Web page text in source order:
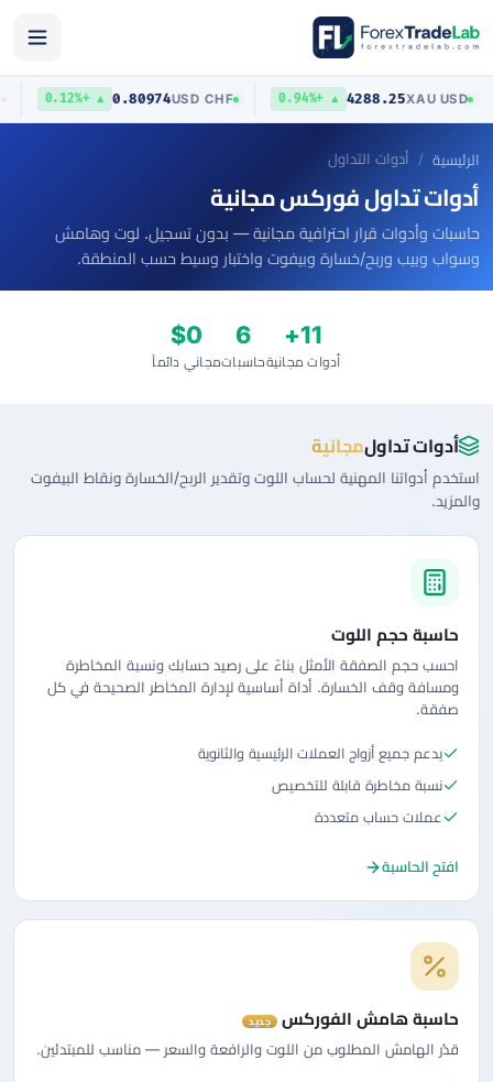
XAU/USD
4288.25
▲ +0.94%
USD/CHF
0.80974
▲ +0.12%
الرئيسية أدوات التداول
أدوات تداول فوركس مجانية
حاسبات وأدوات قرار احترافية مجانية — بدون تسجيل. لوت وهامش
وسواب وبيب وربح/خسارة وبيفوت واختبار وسيط حسب المنطقة.
11+
أدوات مجانية
6
حاسبات
$0
مجاني دائماً
أدوات تداولمجانية
استخدم أدواتنا المهنية لحساب اللوت وتقدير الربح/الخسارة ونقاط البيفوت
والمزيد.
حاسبة حجم اللوت
احسب حجم الصفقة الأمثل بناءً على رصيد حسابك ونسبة المخاطرة
ومسافة وقف الخسارة. أداة أساسية لإدارة المخاطر الصحيحة في كل
صفقة.
يدعم جميع أزواج العملات الرئيسية والثانوية
نسبة مخاطرة قابلة للتخصيص
عملات حساب متعددة
افتح الحاسبة
حاسبة هامش الفوركس جديد
قدّر الهامش المطلوب من اللوت والرافعة والسعر — مناسب للمبتدئين.